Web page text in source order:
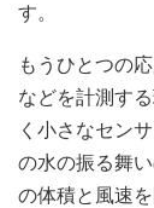
す。
もうひとつの
などを計測す
く小さなセン
の水の振る舞
の体積と風速